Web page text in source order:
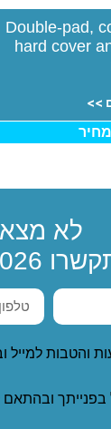
Double-pad,
hard cover
>>
לא
והטבות למייל
בפנייתך ובהתאם